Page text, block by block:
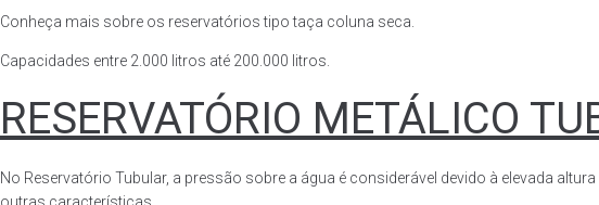
Conheça mais sobre os reservatórios tipo taça coluna seca.
Capacidades entre 2.000 litros até 200.000 litros.
RESERVATÓRIO METÁLICO
No Reservatório Tubular, a pressão sobre a água é considerável devido à elevada